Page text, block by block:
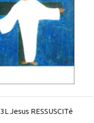
Jesus RESSUSCITé